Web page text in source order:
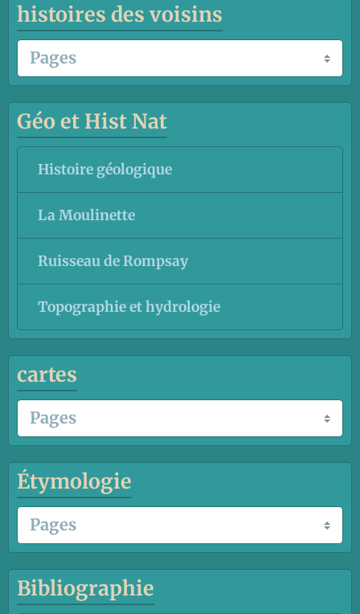
histoires des voisins
Géo et Hist Nat
Histoire géologique
La Moulinette
Ruisseau de Rompsay
Topographie et hydrologie
cartes
Étymologie
Bibliographie